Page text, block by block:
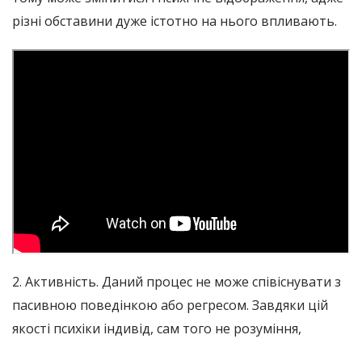
різні обставини дуже істотно на нього впливають.
2. Активність. Даний процес не може співіснувати з
пасивною поведінкою або регресом. Завдяки цій
якості психіки індивід, сам того не розуміння,